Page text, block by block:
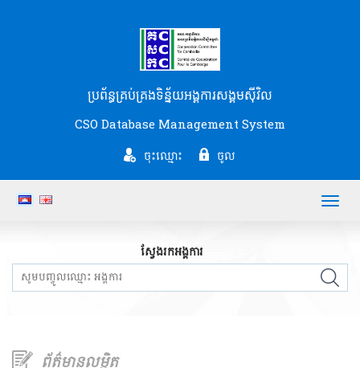
ប្រព័ន្ធគ្រប់គ្រងទិន្ន័យអង្គការសង្គមស៊ីវិល
CSO Database Management System
ចុះឈ្មោះ ចូល
ស្វែងរកអង្គការ
ព័ត៌មានលម្អិត